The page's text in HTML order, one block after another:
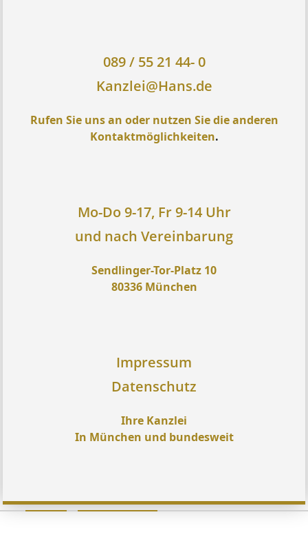
089 / 55 21 44- 0
Kanzlei@Hans.de
Rufen Sie uns an oder nutzen Sie die anderen
Kontaktmöglichkeiten.
Mo-Do 9-17, Fr 9-14 Uhr
und nach Vereinbarung
Sendlinger-Tor-Platz 10
80336 München
Impressum
Datenschutz
Ihre Kanzlei
In München und bundesweit